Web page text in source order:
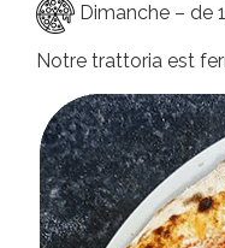
Dimanche – de
Notre trattoria est